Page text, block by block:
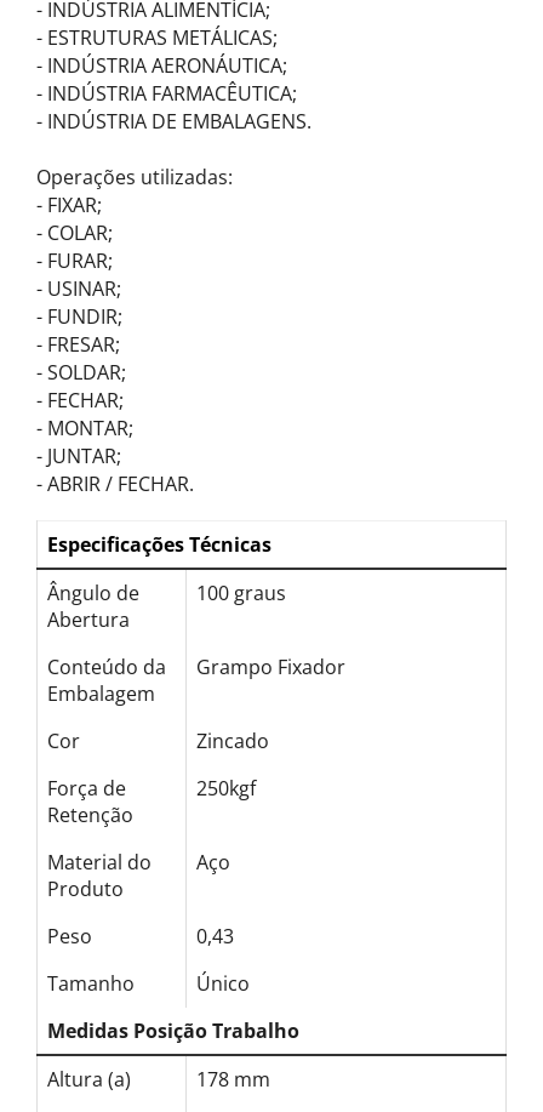
- INDÚSTRIA ALIMENTÍCIA;
- ESTRUTURAS METÁLICAS;
- INDÚSTRIA AERONÁUTICA;
- INDÚSTRIA FARMACÊUTICA;
- INDÚSTRIA DE EMBALAGENS.
Operações utilizadas:
- FIXAR;
- COLAR;
- FURAR;
- USINAR;
- FUNDIR;
- FRESAR;
- SOLDAR;
- FECHAR;
- MONTAR;
- JUNTAR;
- ABRIR / FECHAR.
Especificações Técnicas
Ângulo de
Abertura
100 graus
Conteúdo da
Embalagem
Grampo Fixador
Cor
Zincado
Força de
Retenção
250kgf
Material do
Produto
Aço
Peso
0,43
Tamanho
Único
Medidas Posição Trabalho
Altura (a)
178 mm